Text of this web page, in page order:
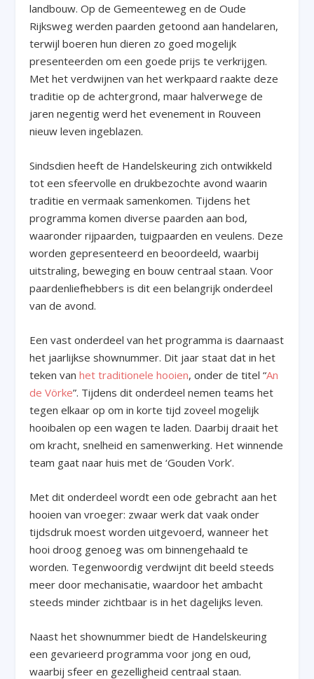
landbouw. Op de Gemeenteweg en de Oude
Rijksweg werden paarden getoond aan handelaren,
terwijl boeren hun dieren zo goed mogelijk
presenteerden om een goede prijs te verkrijgen.
Met het verdwijnen van het werkpaard raakte deze
traditie op de achtergrond, maar halverwege de
jaren negentig werd het evenement in Rouveen
nieuw leven ingeblazen.
Sindsdien heeft de Handelskeuring zich ontwikkeld
tot een sfeervolle en drukbezochte avond waarin
traditie en vermaak samenkomen. Tijdens het
programma komen diverse paarden aan bod,
waaronder rijpaarden, tuigpaarden en veulens. Deze
worden gepresenteerd en beoordeeld, waarbij
uitstraling, beweging en bouw centraal staan. Voor
paardenliefhebbers is dit een belangrijk onderdeel
van de avond.
Een vast onderdeel van het programma is daarnaast
het jaarlijkse shownummer. Dit jaar staat dat in het
teken vanhet traditionele hooien, onder de titel “An
de Vörke”. Tijdens dit onderdeel nemen teams het
tegen elkaar op om in korte tijd zoveel mogelijk
hooibalen op een wagen te laden. Daarbij draait het
om kracht, snelheid en samenwerking. Het winnende
team gaat naar huis met de ‘Gouden Vork’.
Met dit onderdeel wordt een ode gebracht aan het
hooien van vroeger: zwaar werk dat vaak onder
tijdsdruk moest worden uitgevoerd, wanneer het
hooi droog genoeg was om binnengehaald te
worden. Tegenwoordig verdwijnt dit beeld steeds
meer door mechanisatie, waardoor het ambacht
steeds minder zichtbaar is in het dagelijks leven.
Naast het shownummer biedt de Handelskeuring
een gevarieerd programma voor jong en oud,
waarbij sfeer en gezelligheid centraal staan.